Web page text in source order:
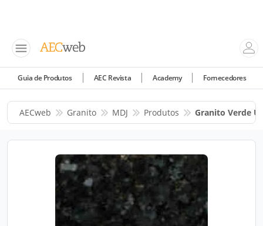
Guia de Produtos AEC Revista Academy Fornecedores
AECweb Granito MDJ Produtos Granito Verde